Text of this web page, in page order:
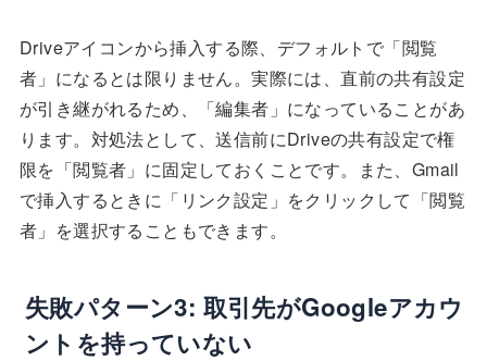
Driveアイコンから挿入する際、デフォルトで「閲覧
者」になるとは限りません。実際には、直前の共有設定
が引き継がれるため、「編集者」になっていることがあ
ります。対処法として、送信前にDriveの共有設定で権
限を「閲覧者」に固定しておくことです。また、Gmail
で挿入するときに「リンク設定」をクリックして「閲覧
者」を選択することもできます。
失敗パターン3: 取引先がGoogleアカウ
ントを持っていない